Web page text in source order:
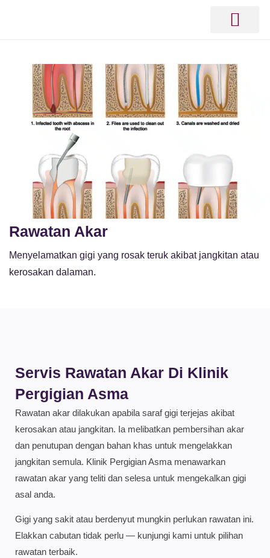
Rawatan Akar
Menyelamatkan gigi yang rosak teruk akibat jangkitan atau
kerosakan dalaman.
Servis Rawatan Akar Di Klinik
Pergigian Asma
Rawatan akar dilakukan apabila saraf gigi terjejas akibat
kerosakan atau jangkitan. Ia melibatkan pembersihan akar
dan penutupan dengan bahan khas untuk mengelakkan
jangkitan semula. Klinik Pergigian Asma menawarkan
rawatan akar yang teliti dan selesa untuk mengekalkan gigi
asal anda.
Gigi yang sakit atau berdenyut mungkin perlukan rawatan ini.
Elakkan cabutan tidak perlu — kunjungi kami untuk pilihan
rawatan terbaik.